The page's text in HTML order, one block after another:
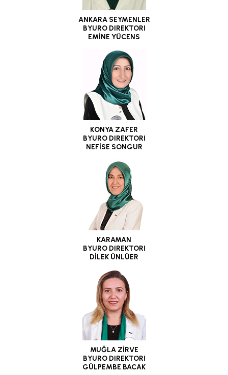
ANKARA SEYMENLER
BYURO DIREKTORI
EMİNE YÜCENS
KONYA ZAFER
BYURO DIREKTORI
NEFİSE SONGUR
KARAMAN
BYURO DIREKTORI
DİLEK ÜNLÜER
MUĞLA ZİRVE
BYURO DIREKTORI
GÜLPEMBE BACAK